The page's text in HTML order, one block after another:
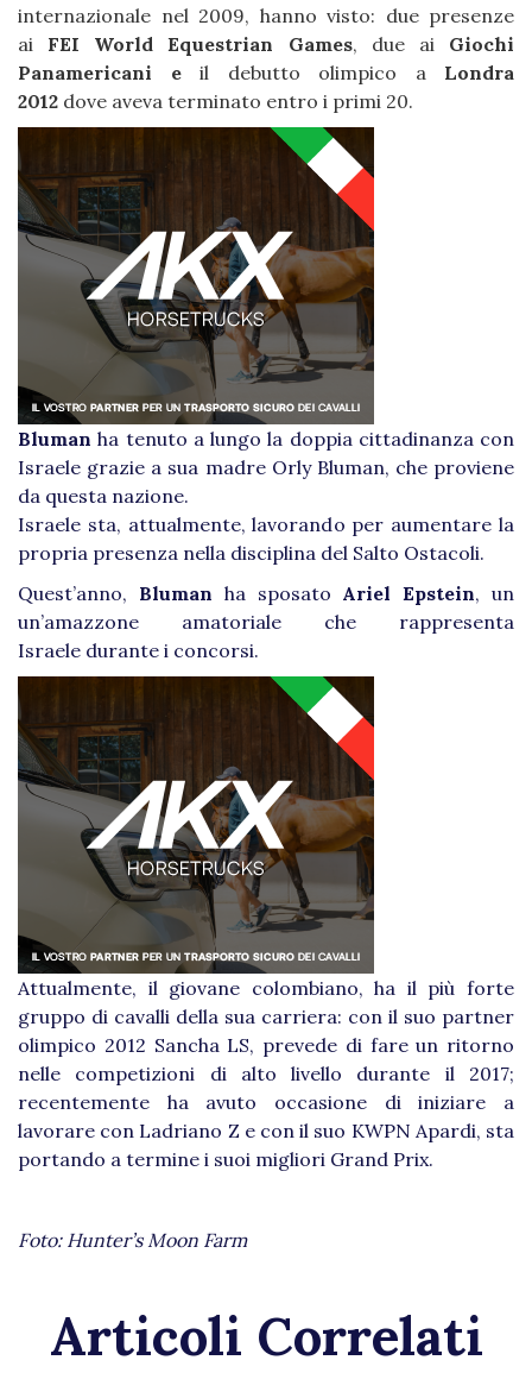
internazionale nel 2009, hanno visto: due presenze
ai FEI World Equestrian Games, due ai Giochi
Panamericani eil debutto olimpico a Londra
2012 dove aveva terminato entro i primi 20.
Bluman ha tenuto a lungo la doppia cittadinanza con
Israele grazie a sua madre Orly Bluman, che proviene
da questa nazione.
Israele sta, attualmente, lavorando per aumentare la
propria presenza nella disciplina del Salto Ostacoli.
Quest’anno, Bluman ha sposato Ariel Epstein, un
un’amazzone amatoriale che rappresenta
Israele durante i concorsi.
Attualmente, il giovane colombiano, ha il più forte
gruppo di cavalli della sua carriera: con il suo partner
olimpico 2012 Sancha LS, prevede di fare un ritorno
nelle competizioni di alto livello durante il 2017;
recentemente ha avuto occasione di iniziare a
lavorare con Ladriano Z e con il suo KWPN Apardi, sta
portando a termine i suoi migliori Grand Prix.
Foto: Hunter’s Moon Farm
Articoli Correlati